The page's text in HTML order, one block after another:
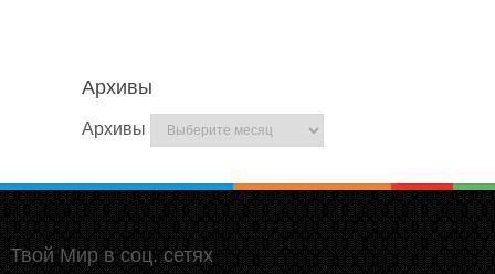
Архивы
Архивы
Твой Мир в соц. сетях